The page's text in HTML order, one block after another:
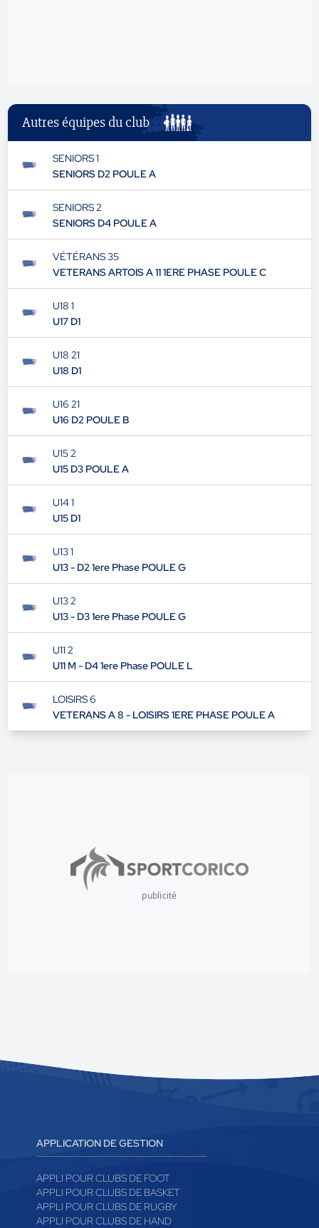
Autres équipes du club
SENIORS 1
SENIORS D2 POULE A
SENIORS 2
SENIORS D4 POULE A
VÉTÉRANS 35
VETERANS ARTOIS A 11 1ERE PHASE POULE C
U18 1
U17 D1
U18 21
U18 D1
U16 21
U16 D2 POULE B
U15 2
U15 D3 POULE A
U14 1
U15 D1
U13 1
U13 - D2 1ere Phase POULE G
U13 2
U13 - D3 1ere Phase POULE G
U11 2
U11 M - D4 1ere Phase POULE L
LOISIRS 6
VETERANS A 8 - LOISIRS 1ERE PHASE POULE A
publicité
APPLICATION DE GESTION
APPLI POUR CLUBS DE FOOT
APPLI POUR CLUBS DE BASKET
APPLI POUR CLUBS DE RUGBY
APPLI POUR CLUBS DE HAND